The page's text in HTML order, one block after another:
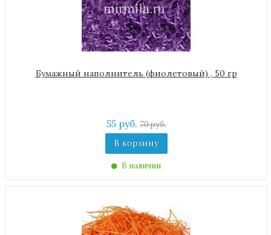
Бумажный наполнитель (фиолетовый) , 50 гр
55 руб.70 руб.
В корзину
В наличии